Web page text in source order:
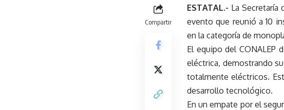
Compartir
ESTATAL.- La Secretaría
evento que reunió a 10
en la categoría de
El equipo del CONALEP
eléctrica, demostrando
totalmente eléctricos.
desarrollo tecnológico.
En un empate por el